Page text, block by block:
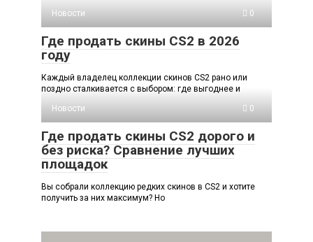
Новости
0
Где продать скины CS2 в 2026
году
Каждый владелец коллекции скинов CS2 рано или
поздно сталкивается с выбором: где выгоднее и
Новости
0
Где продать скины CS2 дорого и
без риска? Сравнение лучших
площадок
Вы собрали коллекцию редких скинов в CS2 и хотите
получить за них максимум? Но